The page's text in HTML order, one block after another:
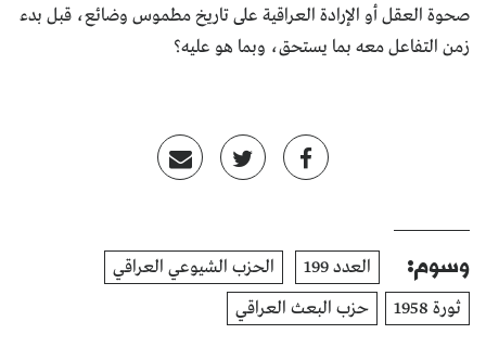
صحوة العقل أو الإرادة العراقية على تاريخ مطموس وضائع، قبل بدء
زمن التفاعل معه بما يستحق، وبما هو عليه؟
وسوم: العدد 199
الحزب الشيوعي العراقي
ثورة 1958
حزب البعث العراقي